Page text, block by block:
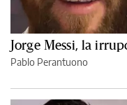
Jorge Messi, la
Pablo Perantuono